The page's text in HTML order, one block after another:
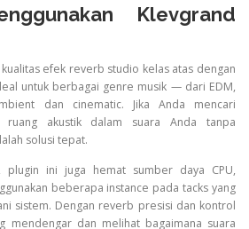
Klevgrand
efek reverb studio kelas atas dengan
untuk berbagai genre musik — dari EDM,
dan cinematic. Jika Anda mencari
ruang akustik dalam suara Anda tanpa
solusi tepat.
plugin ini juga hemat sumber daya CPU,
beberapa instance pada tacks yang
sistem. Dengan reverb presisi dan kontrol
mendengar dan melihat bagaimana suara